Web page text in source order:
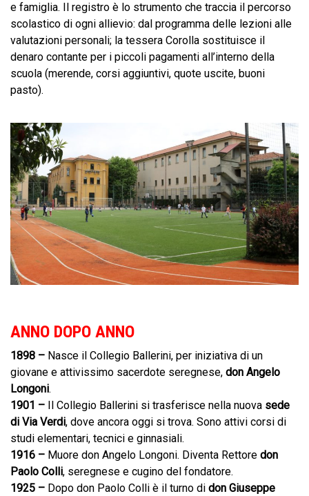
e famiglia. Il registro è lo strumento che traccia il percorso
scolastico di ogni allievio: dal programma delle lezioni alle
valutazioni personali; la tessera Corolla sostituisce il
denaro contante per i piccoli pagamenti all’interno della
scuola (merende, corsi aggiuntivi, quote uscite, buoni
pasto).
ANNO DOPO ANNO
1898 – Nasce il Collegio Ballerini, per iniziativa di un
giovane e attivissimo sacerdote seregnese, don Angelo
Longoni.
1901 – Il Collegio Ballerini si trasferisce nella nuova sede
di Via Verdi, dove ancora oggi si trova. Sono attivi corsi di
studi elementari, tecnici e ginnasiali.
1916 – Muore don Angelo Longoni. Diventa Rettore don
Paolo Colli, seregnese e cugino del fondatore.
1925 – Dopo don Paolo Colli è il turno di don Giuseppe